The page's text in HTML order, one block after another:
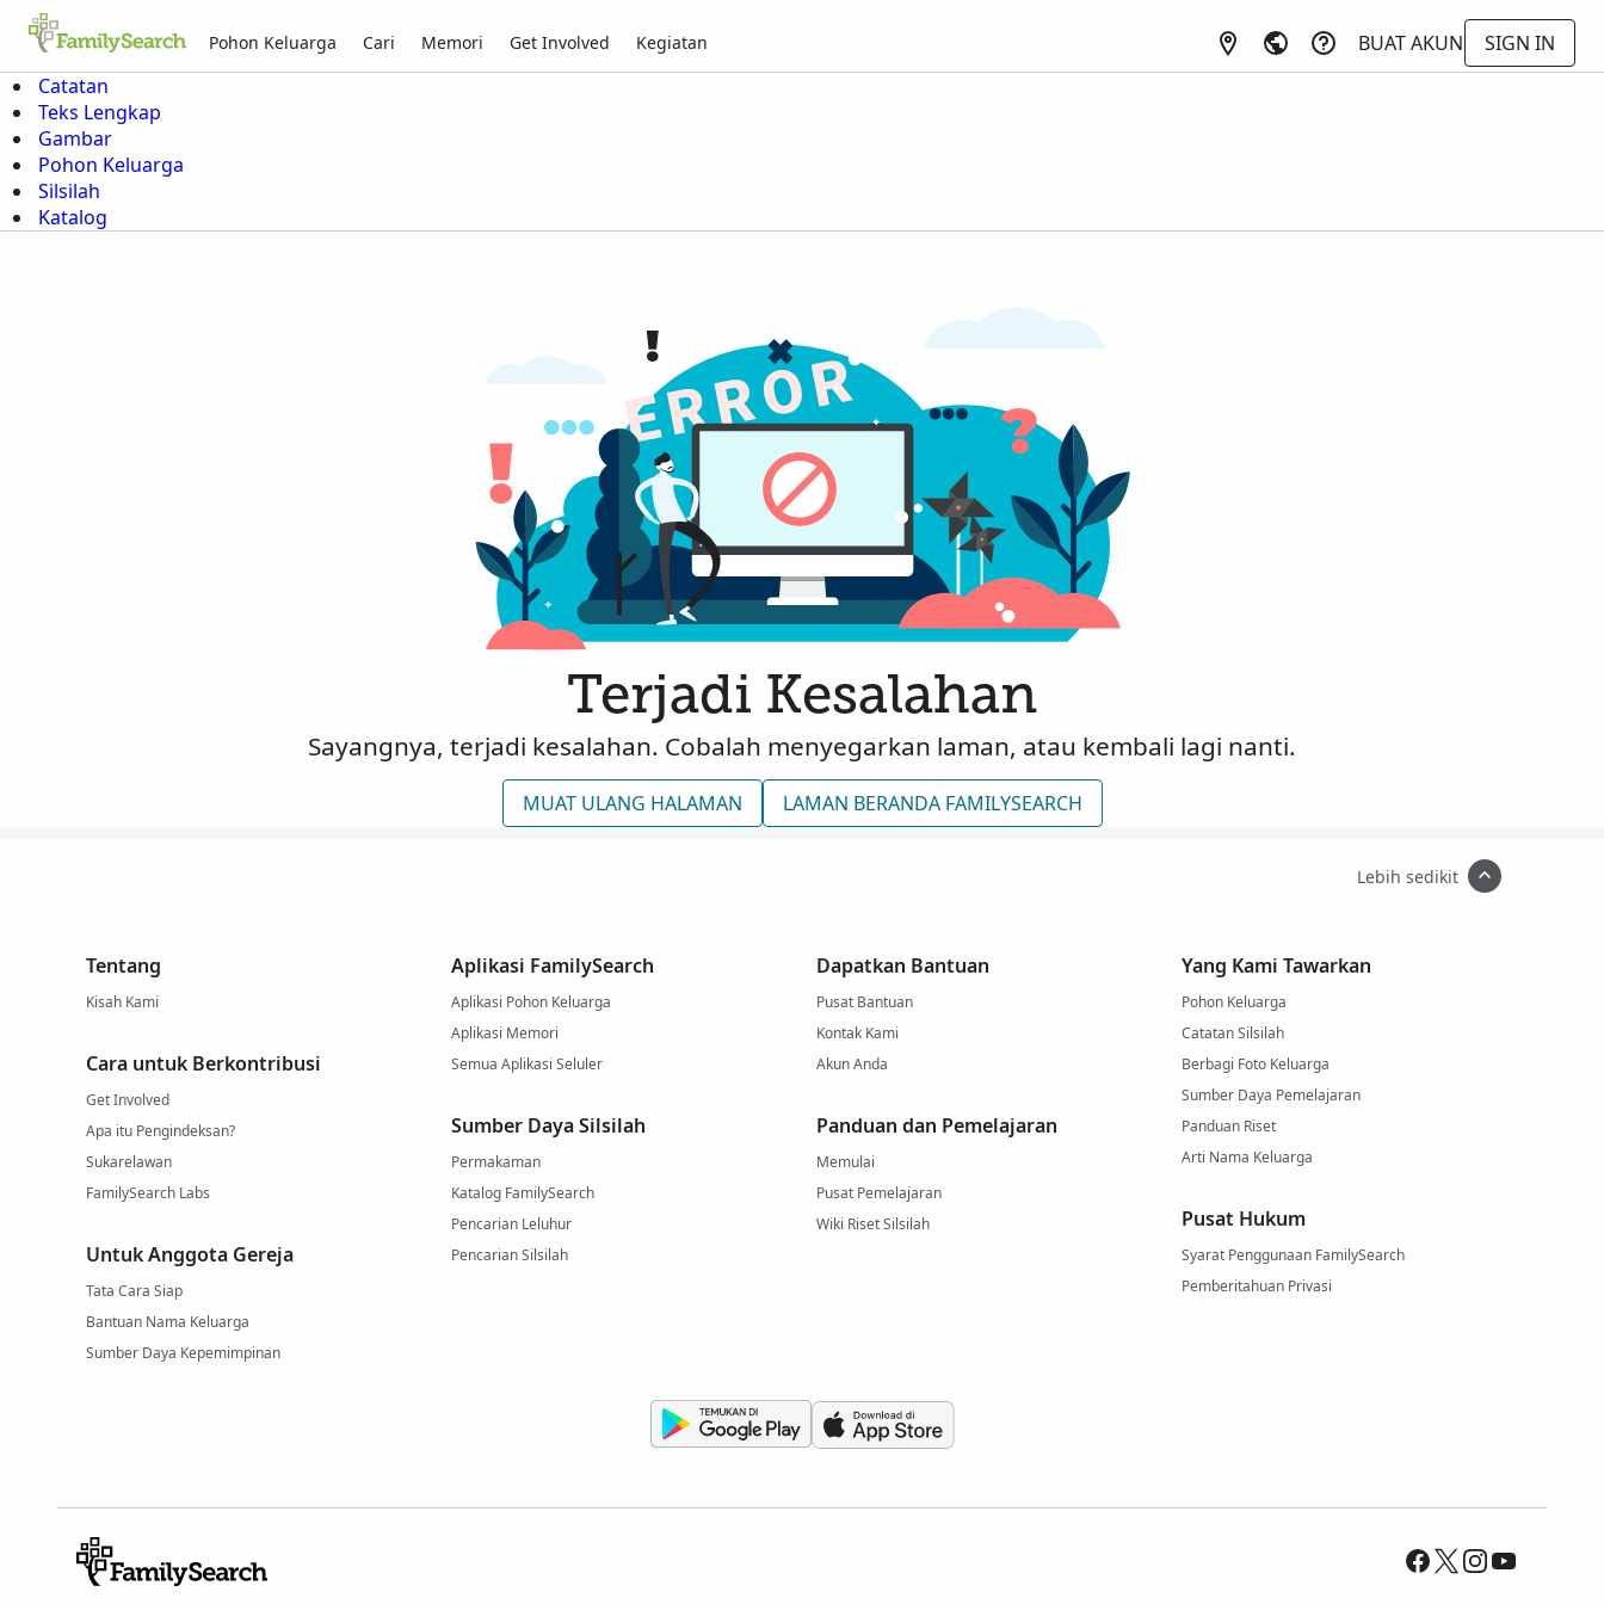
Pohon Keluarga Cari Memori Get Involved Kegiatan BUAT AKUN
SIGN IN
Catatan
Teks Lengkap
Gambar
Pohon Keluarga
Silsilah
Katalog
Terjadi Kesalahan
Sayangnya, terjadi kesalahan. Cobalah menyegarkan laman, atau kembali lagi nanti.
MUAT ULANG HALAMAN LAMAN BERANDA FAMILYSEARCH
Lebih sedikit
Tentang
Kisah Kami
Cara untuk Berkontribusi
Get Involved
Apa itu Pengindeksan?
Sukarelawan
FamilySearch Labs
Untuk Anggota Gereja
Tata Cara Siap
Bantuan Nama Keluarga
Sumber Daya Kepemimpinan
Aplikasi FamilySearch
Aplikasi Pohon Keluarga
Aplikasi Memori
Semua Aplikasi Seluler
Sumber Daya Silsilah
Permakaman
Katalog FamilySearch
Pencarian Leluhur
Pencarian Silsilah
Dapatkan Bantuan
Pusat Bantuan
Kontak Kami
Akun Anda
Panduan dan Pemelajaran
Memulai
Pusat Pemelajaran
Wiki Riset Silsilah
Yang Kami Tawarkan
Pohon Keluarga
Catatan Silsilah
Berbagi Foto Keluarga
Sumber Daya Pemelajaran
Panduan Riset
Arti Nama Keluarga
Pusat Hukum
Syarat Penggunaan FamilySearch
Pemberitahuan Privasi